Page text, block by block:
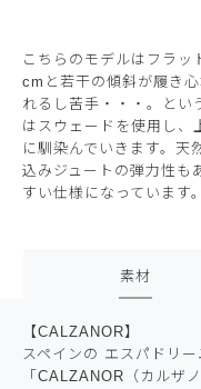
こちらのモデルはフラッ
cmと若干の傾斜が履き
れるし苦手・・・。とい
はスウェードを使用し、
に馴染んでいきます。天
込みジュートの弾力性も
すい仕様になっています。
素材
【CALZANOR】
スペインの エスパドリ
「CALZANOR（カルザ